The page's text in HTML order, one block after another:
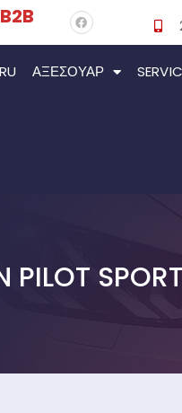
B2B
ΑΞΕΣΟΥΆΡ
PILOT